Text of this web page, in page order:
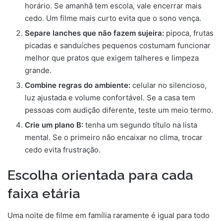
horário. Se amanhã tem escola, vale encerrar mais
cedo. Um filme mais curto evita que o sono vença.
Separe lanches que não fazem sujeira: pipoca, frutas
picadas e sanduíches pequenos costumam funcionar
melhor que pratos que exigem talheres e limpeza
grande.
Combine regras do ambiente: celular no silencioso,
luz ajustada e volume confortável. Se a casa tem
pessoas com audição diferente, teste um meio termo.
Crie um plano B: tenha um segundo título na lista
mental. Se o primeiro não encaixar no clima, trocar
cedo evita frustração.
Escolha orientada para cada
faixa etária
Uma noite de filme em família raramente é igual para todo